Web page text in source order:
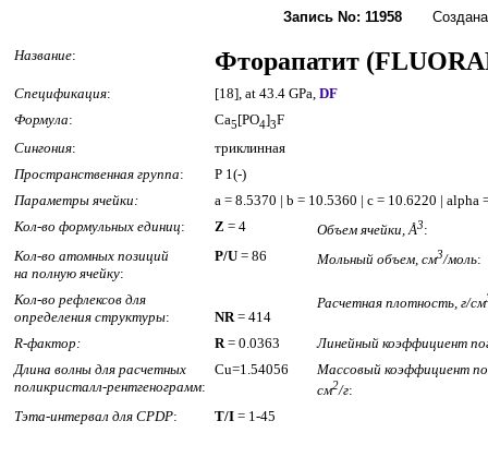
Запись No: 11958 Создана:
Название: Фторапатит
Спецификация: [18], at 43.4 GPa, DF
Формула: Ca5[PO4]3F
Сингония:
триклинная
Пространственная группа:
P 1(-)
Параметры ячейки:
a = 8.5370 | b = 10.5360 | c = 10.6220 | alpha
Кол-во формульных единиц: Z = 4 Объем ячейки, Å3:
Кол-во атомных позиций
на полную ячейку:
P/U = 86 Мольный объем, см3/моль:
Кол-во рефлексов для
определения структуры: NR= 414
Расчетная плотность, г/см
R-фактор: R= 0.0363
Линейный коэффициент
Длина волны для расчетных
поликристалл-рентгенограмм:
Cu=1.54056
Массовый коэффициент
см2/г:
Тэта-интервал для CPDP: T/I = 1-45